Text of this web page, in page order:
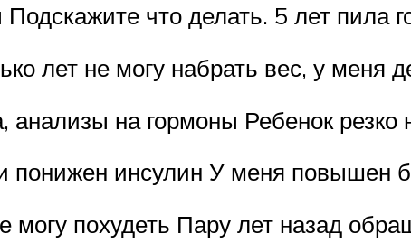
что делать. 5 лет пила
лет не могу набрать вес, у меня
на гормоны Ребенок резко
инсулин У меня повышен
могу похудеть Пару лет назад